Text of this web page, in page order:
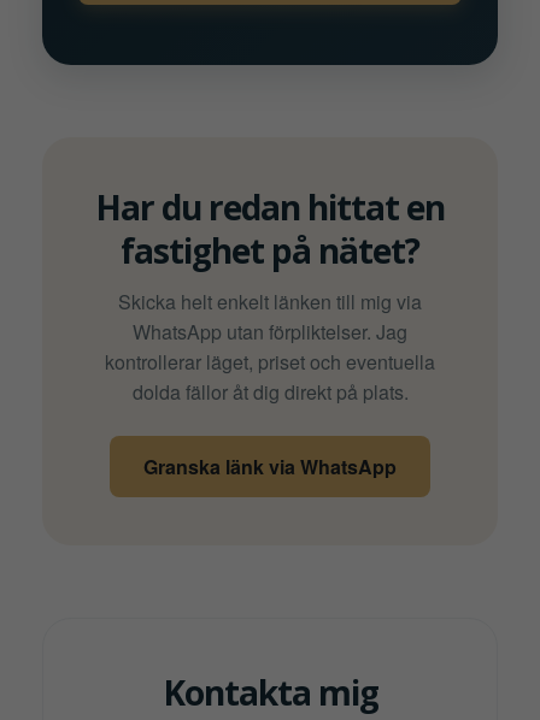
Har du redan hittat en
fastighet på nätet?
Skicka helt enkelt länken till mig via
WhatsApp utan förpliktelser. Jag
kontrollerar läget, priset och eventuella
dolda fällor åt dig direkt på plats.
Granska länk via WhatsApp
Kontakta mig